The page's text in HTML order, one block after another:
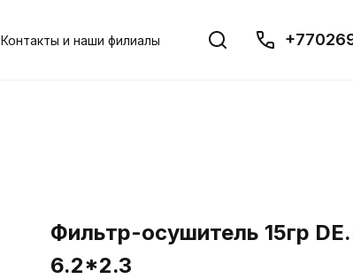
Контакты и наши филиалы
Фильтр-осушитель 15гр
6.2*2.3